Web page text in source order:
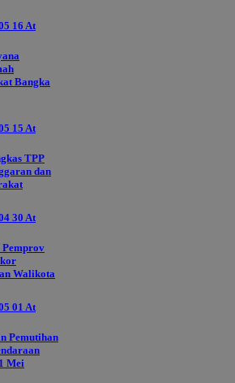
Bangka
TPP
dan
Pemprov
Walikota
Pemutihan
Mei